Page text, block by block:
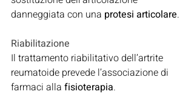
danneggiata con una protesi articolare.
Riabilitazione
Il trattamento riabilitativo dell’artrite
reumatoide prevede l’associazione di
farmaci alla fisioterapia.